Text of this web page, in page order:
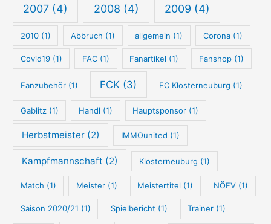
2007 (4) 2008 (4) 2009 (4)
2010(1) Abbruch (1) allgemein (1) Corona(1)
Covid19(1) FAC (1) Fanartikel (1) Fanshop(1)
Fanzubehör(1) FCK (3) FC Klosterneuburg (1)
Gablitz(1) Handl (1) Hauptsponsor (1)
Herbstmeister(2) IMMOunited (1)
Kampfmannschaft (2) Klosterneuburg (1)
Match (1) Meister (1) Meistertitel (1) NÖFV(1)
Saison 2020/21 (1) Spielbericht (1) Trainer (1)